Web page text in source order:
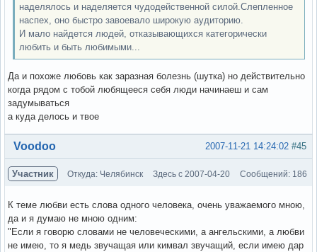
наделялось и наделяется чудодейственной силой.Слепленное
наспех, оно быстро завоевало широкую аудиторию.
И мало найдется людей, отказывающихся категорически
любить и быть любимыми...
Да и похоже любовь как заразная болезнь (шутка) но действительно
когда рядом с тобой любящееся себя люди начинаеш и сам
задумываться
а куда делось и твое
Вне форума #45
2007-11-21 14:24:02
Voodoo
Участник Откуда: Челябинск Здесь с 2007-04-20 Сообщений: 186
К теме любви есть слова одного человека, очень уважаемого мною,
да и я думаю не мною одним:
"Если я говорю словами не человеческими, а ангельскими, а любви
не имею, то я медь звучащая или кимвал звучащий, если имею дар